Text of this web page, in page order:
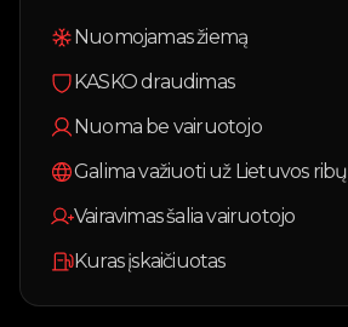
Nuomojamas žiemą
KASKO draudimas
Nuoma be vairuotojo
Galima važiuoti už Lietuvos ribų
Vairavimas šalia vairuotojo
Kuras įskaičiuotas